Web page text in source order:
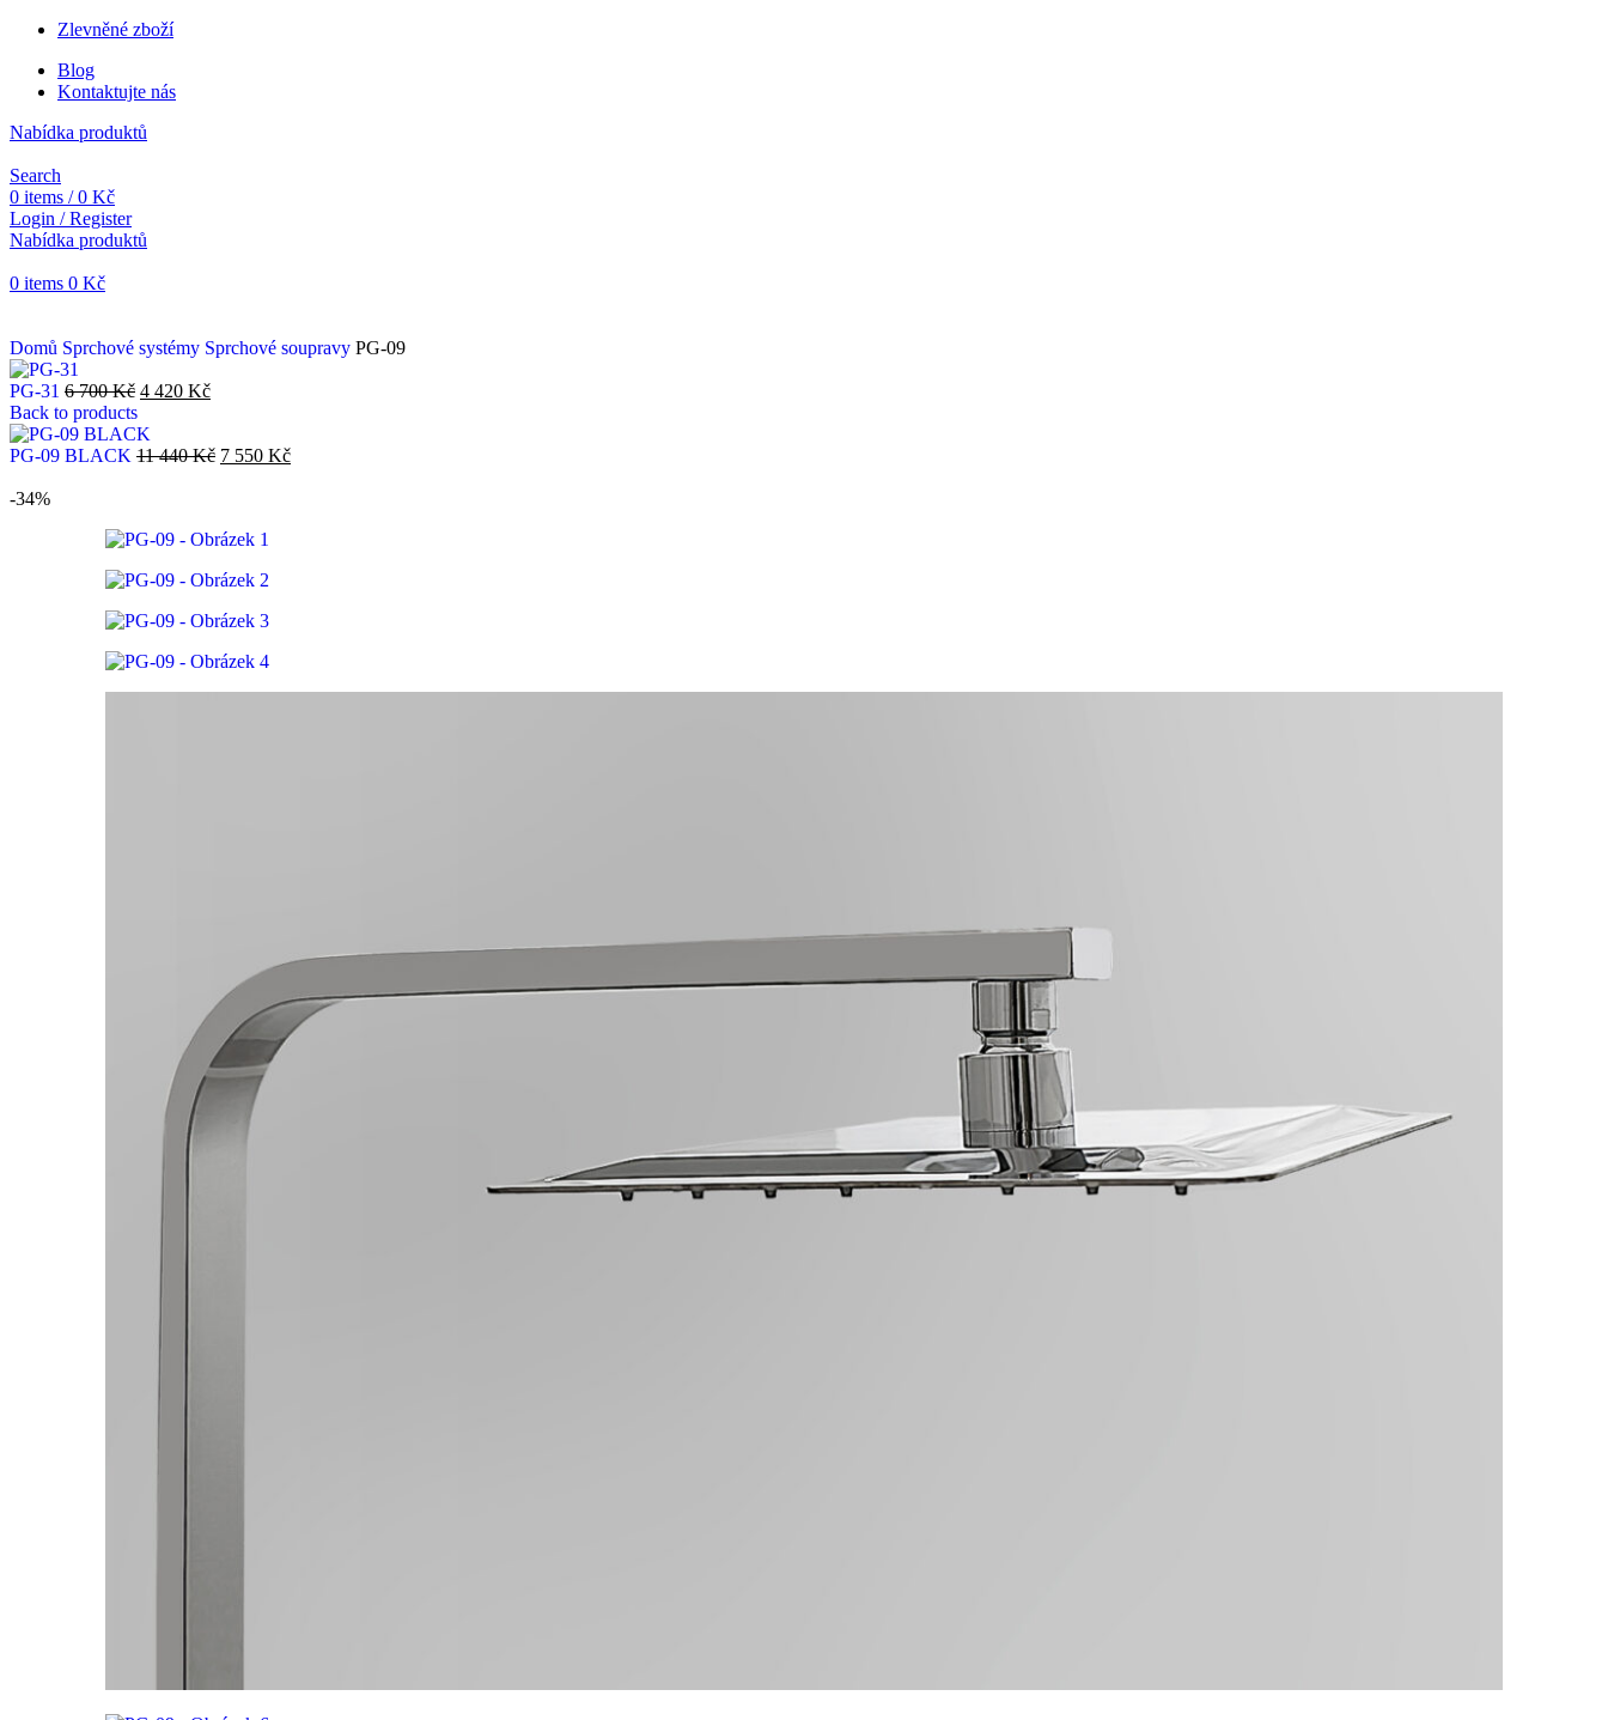
Zlevněné zboží
Blog
Kontaktujte nás
Nabídka produktů
Search
0 items / 0 Kč
Login / Register
Nabídka produktů
0 items 0 Kč
Domů Sprchové systémy Sprchové soupravy PG-09
PG-31 6 700Kč 4 420 Kč
Back to products
PG-09 BLACK 11 440Kč 7 550 Kč
-34%